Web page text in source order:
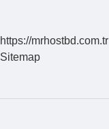
https://mrhostbd.com.tr
Sitemap